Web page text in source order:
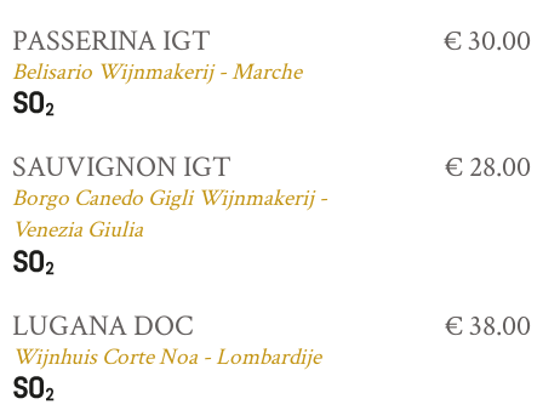
PASSERINA IGT
Belisario Wijnmakerij - Marche
€ 30.00
SAUVIGNON IGT
Borgo Canedo Gigli Wijnmakerij -
Venezia Giulia
€ 28.00
LUGANA DOC
Wijnhuis Corte Noa - Lombardije
€ 38.00